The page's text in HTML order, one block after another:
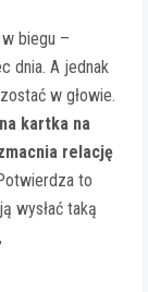
biegu –
dnia. A jednak
w głowie.
kartka na
relację
to
wysłać taką